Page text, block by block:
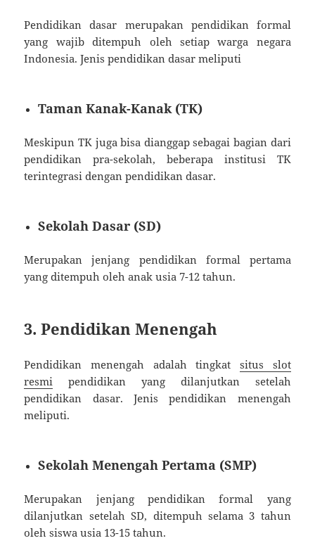
Pendidikan dasar merupakan pendidikan formal
yang wajib ditempuh oleh setiap warga negara
Indonesia. Jenis pendidikan dasar meliputi
Taman Kanak-Kanak (TK)
Meskipun TK juga bisa dianggap sebagai bagian dari
pendidikan pra-sekolah, beberapa institusi TK
terintegrasi dengan pendidikan dasar.
Sekolah Dasar (SD)
Merupakan jenjang pendidikan formal pertama
yang ditempuh oleh anak usia 7-12 tahun.
3. Pendidikan Menengah
Pendidikan menengah adalah tingkat situs slot
resmi pendidikan yang dilanjutkan setelah
pendidikan dasar. Jenis pendidikan menengah
meliputi.
Sekolah Menengah Pertama (SMP)
Merupakan jenjang pendidikan formal yang
dilanjutkan setelah SD, ditempuh selama 3 tahun
oleh siswa usia 13-15 tahun.